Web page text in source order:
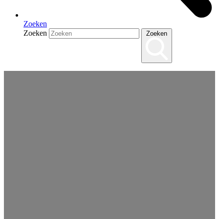
Zoeken
Zoeken
Zoeken